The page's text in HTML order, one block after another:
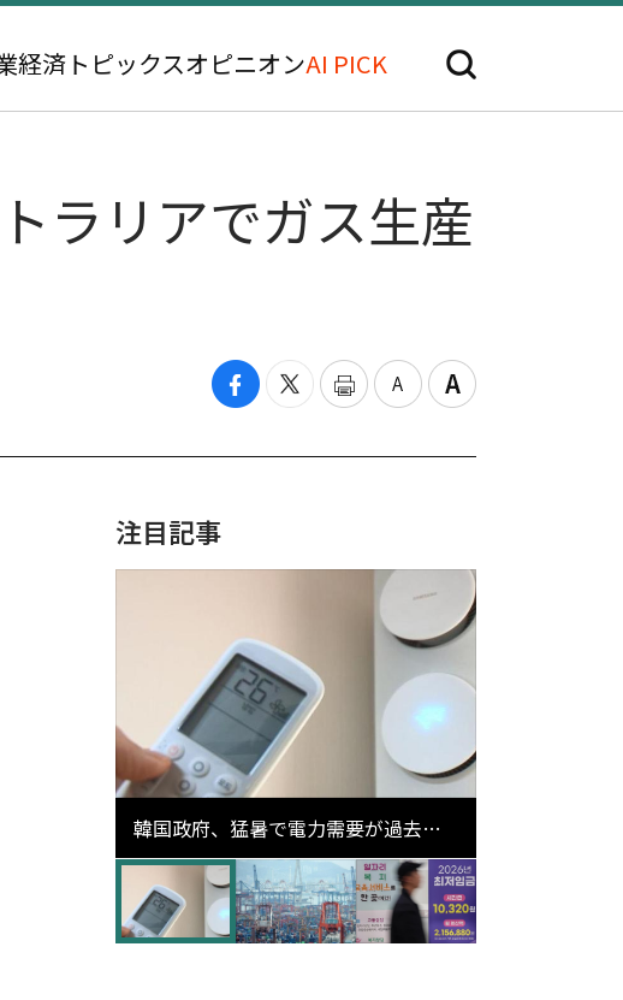
経済 トピックスオピニオンAI PICK
ラリアでガス生産
注目記事
韓国政府、猛暑で電力需要が過去最
高更新の可能性に需給対応体制を点
検